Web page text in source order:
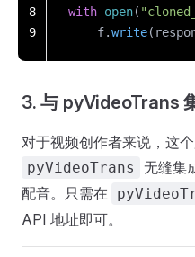
with open(
    f.
write
8
9
3. 与 pyVideoTrans
对于视频创作者来说，这
pyVideoTrans
无缝集
配音。只需在
API 地址即可。